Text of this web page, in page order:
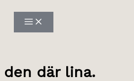
innehåll
den där lina.